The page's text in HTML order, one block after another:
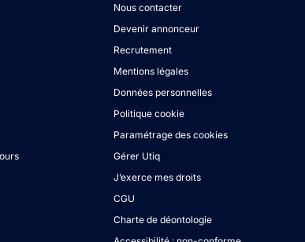
Nous contacter
Devenir annonceur
Recrutement
Mentions légales
Données personnelles
Politique cookie
Paramétrage des cookies
Gérer Utiq
J’exerce mes droits
CGU
Charte de déontologie